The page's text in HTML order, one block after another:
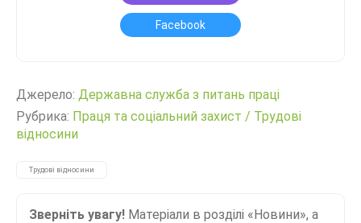
Facebook
Джерело: Державна служба з питань праці
Рубрика: Праця та соціальний захист / Трудові
відносини
Трудові відносини
Зверніть увагу! Матеріали в розділі «Новини», а